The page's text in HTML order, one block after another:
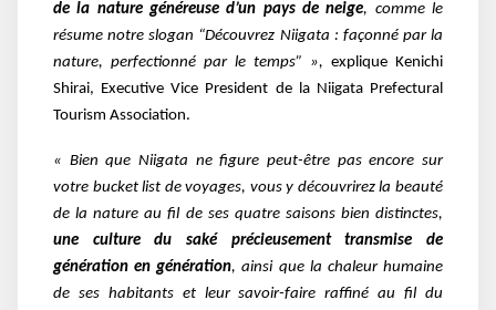
de la nature généreuse d’un pays de neige, comme le
résume notre slogan “Découvrez Niigata : façonné par la
nature, perfectionné par le temps” », explique Kenichi
Shirai, Executive Vice President de la Niigata Prefectural
Tourism Association.
« Bien que Niigata ne figure peut-être pas encore sur
votre bucket list de voyages, vous y découvrirez la beauté
de la nature au fil de ses quatre saisons bien distinctes,
une culture du saké précieusement transmise de
génération en génération, ainsi que la chaleur humaine
de ses habitants et leur savoir-faire raffiné au fil du